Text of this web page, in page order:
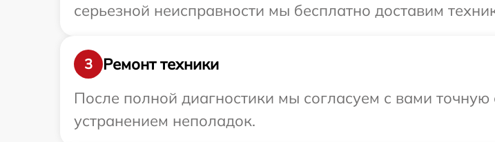
серьезной неисправности мы бесплатно доставим
3
Ремонт техники
После полной диагностики мы согласуем с вами
устранением неполадок.